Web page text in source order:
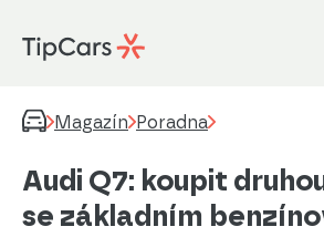
Magazín Poradna
Audi Q7: koupit
se základním